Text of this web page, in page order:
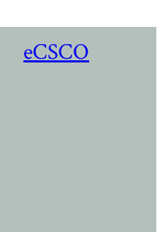
eCSCO